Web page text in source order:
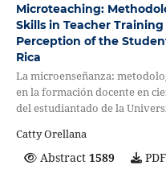
Microteaching:
Skills in Teacher
Perception of the
Rica
La microenseñanza:
en la formación docente en
del estudiantado de la
Catty Orellana
Abstract 1589